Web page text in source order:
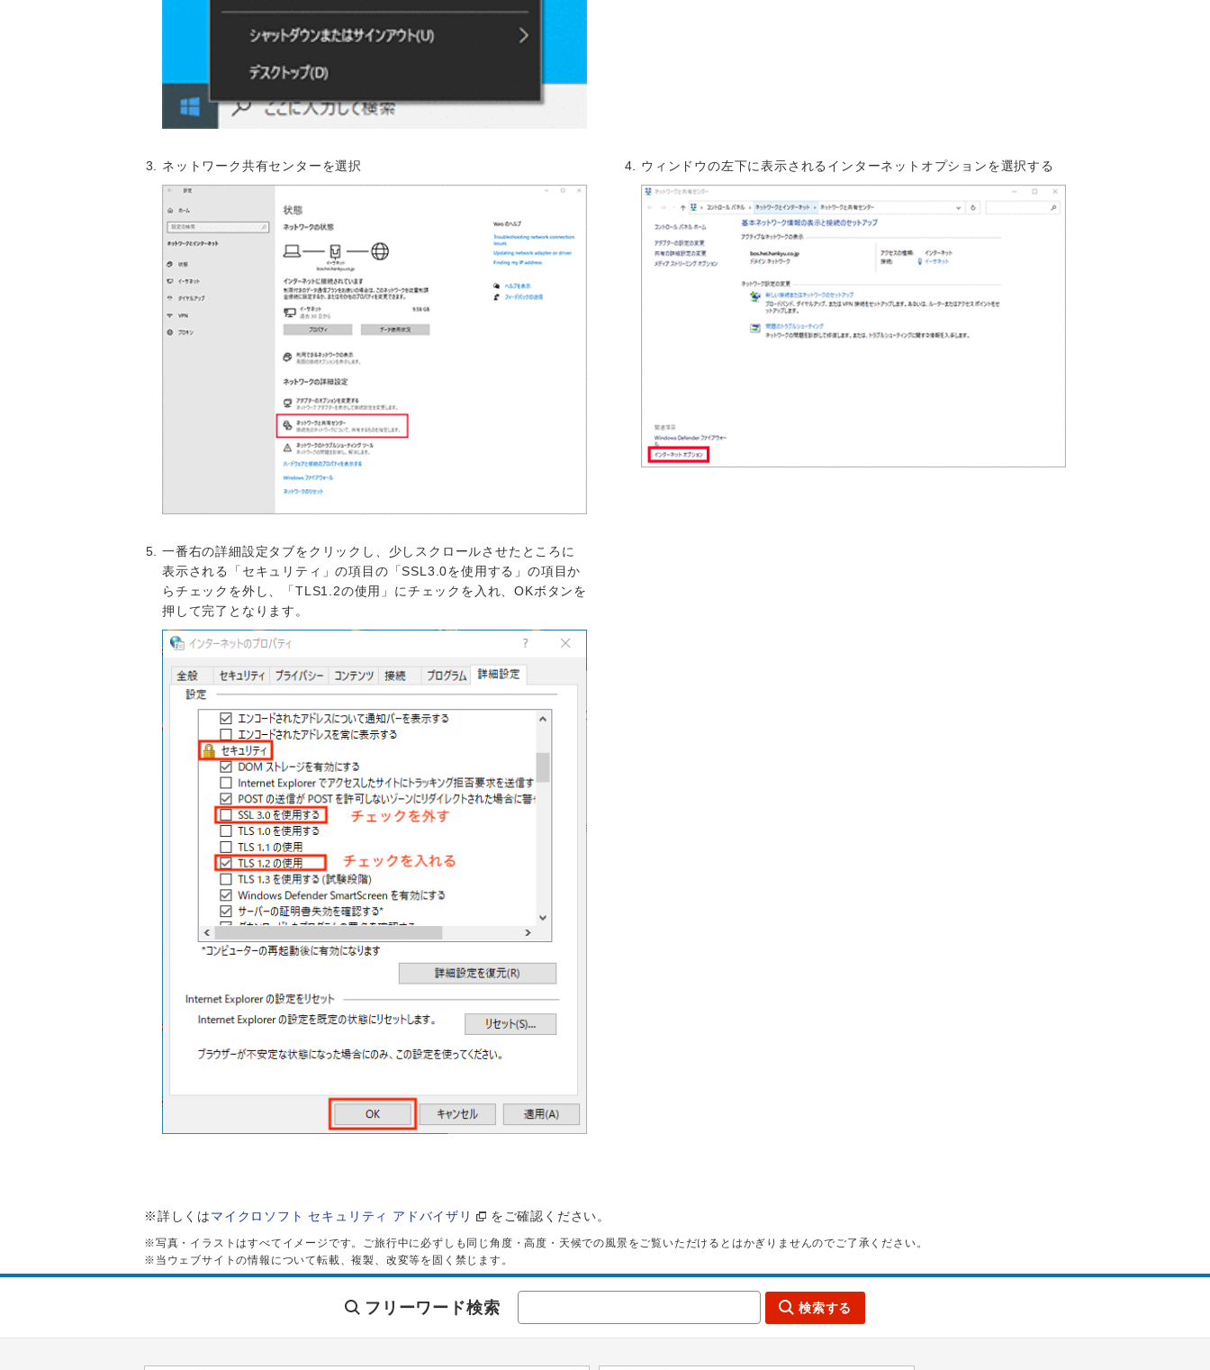
ネットワーク共有センターを選択 ウィンドウの左下に表示されるインターネットオプションを選択する
一番右の詳細設定タブをクリックし、少しスクロールさせたところに
表示される「セキュリティ」の項目の「SSL3.0を使用する」の項目か
らチェックを外し、「TLS1.2の使用」にチェックを入れ、OKボタンを
押して完了となります。
※詳しくはマイクロソフト セキュリティ アドバイザリ をご確認ください。
※写真・イラストはすべてイメージです。ご旅行中に必ずしも同じ角度・高度・天候での風景をご覧いただけるとはかぎりませんのでご了承ください。
※当ウェブサイトの情報について転載、複製、改変等を固く禁じます。
フリーワード検索 検索する